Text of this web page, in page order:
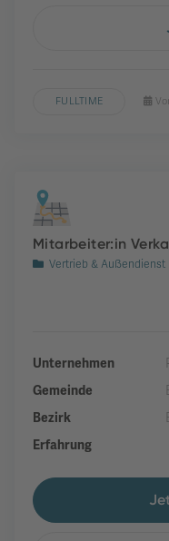
FULLTIME
Mitarbeiter:in
Vertrieb & Außendienst
Unternehmen
Gemeinde
Bezirk
Erfahrung